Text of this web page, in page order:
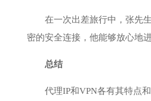
在一次出差旅行中，张先
密的安全连接，他能够放心地
总结
代理IP和VPN各有其特点